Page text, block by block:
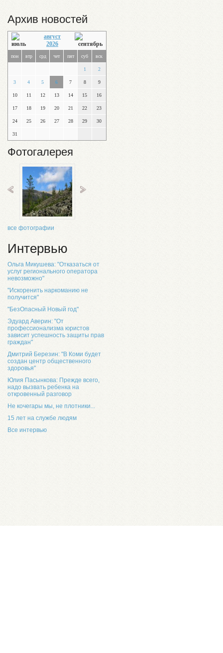
Архив новостей
август
2026
пон втр срд чет пят суб вск
1 2
3 4 5 6 7 8 9
10 11 12 13 14 15 16
17 18 19 20 21 22 23
24 25 26 27 28 29 30
31
Фотогалерея
все фотографии
Интервью
Ольга Микушева: "Отказаться от
услуг регионального оператора
невозможно"
"Искоренить наркоманию не
получится"
"БезОпасный Новый год"
Эдуард Аверин: "От
профессионализма юристов
зависит успешность защиты прав
граждан"
Дмитрий Березин: "В Коми будет
создан центр общественного
здоровья"
Юлия Пасынкова: Прежде всего,
надо вызвать ребенка на
откровенный разговор
Не кочегары мы, не плотники...
15 лет на службе людям
Все интервью